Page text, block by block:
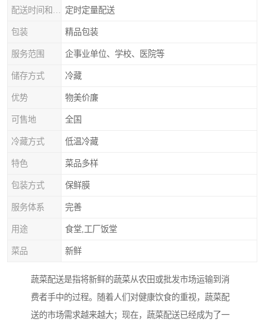
定时定量配送
包装 精品包装
服务范围 企事业单位、学校、医院等
储存方式 冷藏
优势 物美价廉
可售地 全国
冷藏方式 低温冷藏
特色 菜品多样
包装方式 保鲜膜
服务体系 完善
用途 食堂,工厂饭堂
菜品 新鲜
蔬菜配送是指将新鲜的蔬菜从农田或批发市场运输到消
费者手中的过程。随着人们对健康饮食的重视，蔬菜配
送的市场需求越来越大；现在，蔬菜配送已经成为了一